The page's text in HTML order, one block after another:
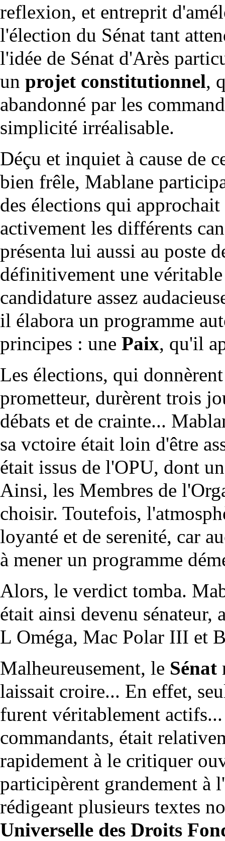
reflexion, et entreprit
l'élection du Sénat tant
l'idée de Sénat d'Arès
un projet constitutionnel,
abandonné par les
simplicité irréalisable.
Déçu et inquiet à cause de
bien frêle, Mablane
des élections qui
activement les différents
présenta lui aussi au poste
définitivement une
candidature assez
il élabora un programme
principes : une Paix, qu'il
Les élections, qui
prometteur, durèrent trois
débats et de crainte...
sa vctoire était loin d'être
était issus de l'OPU, dont
Ainsi, les Membres de
choisir. Toutefois,
loyanté et de serenité, car
à mener un programme
Alors, le verdict tomba.
était ainsi devenu sénateur,
L Oméga, Mac Polar III et
Malheureusement, le Sénat
laissait croire... En effet,
furent véritablement
commandants, était
rapidement à le critiquer
participèrent grandement à
rédigeant plusieurs textes
Universelle des Droits